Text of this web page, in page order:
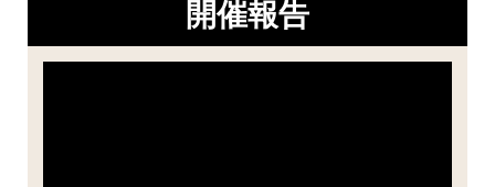
開催報告